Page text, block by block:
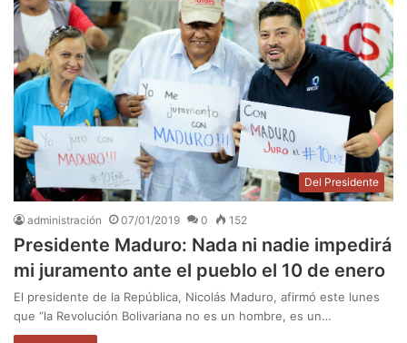
Del Presidente
administración 07/01/2019 0 152
Presidente Maduro: Nada ni nadie impedirá
mi juramento ante el pueblo el 10 de enero
El presidente de la República, Nicolás Maduro, afirmó este lunes
que “la Revolución Bolivariana no es un hombre, es un…